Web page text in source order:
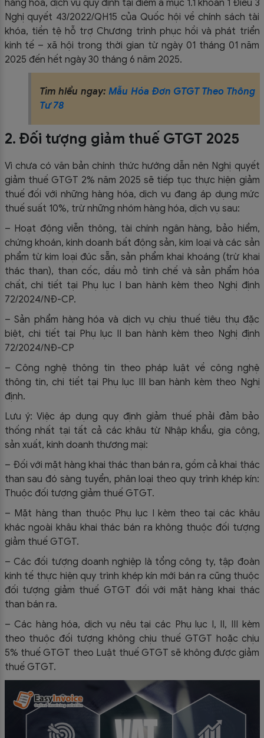
hàng hóa, dịch vụ quy định tại điểm a mục 1.1 khoản 1 Điều 3
Nghị quyết 43/2022/QH15 của Quốc hội về chính sách tài
khóa, tiền tệ hỗ trợ Chương trình phục hồi và phát triển
kinh tế – xã hội trong thời gian từ ngày 01 tháng 01 năm
2025 đến hết ngày 30 tháng 6 năm 2025.
Tìm hiểu ngay:Mẫu Hóa Đơn GTGT Theo Thông
Tư 78
2. Đối tượng giảm thuế GTGT 2025
Vì chưa có văn bản chính thức hướng dẫn nên Nghị quyết
giảm thuế GTGT 2% năm 2025 sẽ tiếp tục thực hiện giảm
thuế đối với những hàng hóa, dịch vụ đang áp dụng mức
thuế suất 10%, trừ những nhóm hàng hóa, dịch vụ sau:
– Hoạt động viễn thông, tài chính ngân hàng, bảo hiểm,
chứng khoán, kinh doanh bất động sản, kim loại và các sản
phẩm từ kim loại đúc sẵn, sản phẩm khai khoáng (trừ khai
thác than), than cốc, dầu mỏ tinh chế và sản phẩm hóa
chất, chi tiết tại Phụ lục I ban hành kèm theo Nghị định
72/2024/NĐ-CP.
– Sản phẩm hàng hóa và dịch vụ chịu thuế tiêu thụ đặc
biệt, chi tiết tại Phụ lục II ban hành kèm theo Nghị định
72/2024/NĐ-CP
– Công nghệ thông tin theo pháp luật về công nghệ
thông tin, chi tiết tại Phụ lục III ban hành kèm theo Nghị
định.
Lưu ý: Việc áp dụng quy định giảm thuế phải đảm bảo
thống nhất tại tất cả các khâu từ Nhập khẩu, gia công,
sản xuất, kinh doanh thương mại:
– Đối với mặt hàng khai thác than bán ra, gồm cả khai thác
than sau đó sàng tuyển, phân loại theo quy trình khép kín:
Thuộc đối tượng giảm thuế GTGT.
– Mặt hàng than thuộc Phụ lục I kèm theo tại các khâu
khác ngoài khâu khai thác bán ra không thuộc đối tượng
giảm thuế GTGT.
– Các đối tượng doanh nghiệp là tổng công ty, tập đoàn
kinh tế thực hiện quy trình khép kín mới bán ra cũng thuộc
đối tượng giảm thuế GTGT đối với mặt hàng khai thác
than bán ra.
– Các hàng hóa, dịch vụ nêu tại các Phụ lục I, II, III kèm
theo thuộc đối tượng không chịu thuế GTGT hoặc chịu
5% thuế GTGT theo Luật thuế GTGT sẽ không được giảm
thuế GTGT.